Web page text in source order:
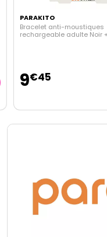
PARAKITO
Bracelet anti-moustiques
rechargeable adulte Noir +
9€45